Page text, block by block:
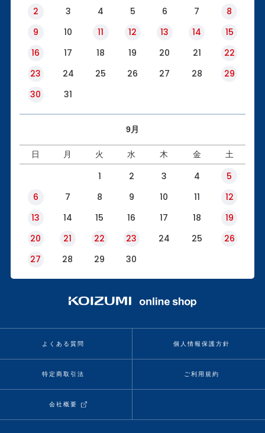
2
3 4 5 6 7
8
9
10 11 12 13 14
15
16
17 18 19 20 21
22
23
24 25 26 27 28
29
30
31
9月
日 月 火 水 木 金 土
1 2 3 4
5
6
7 8 9 10 11
12
13
14 15 16 17 18
19
20
21 22 23 24 25
26
27
28 29 30
よくある質問 個人情報保護方針
特定商取引法 ご利用規約
会社概要